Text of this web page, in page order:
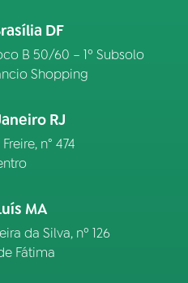
DF
B 50/60 – 1º Subsolo
Shopping
RJ
n° 474
MA
da Silva, nº 126
Fátima